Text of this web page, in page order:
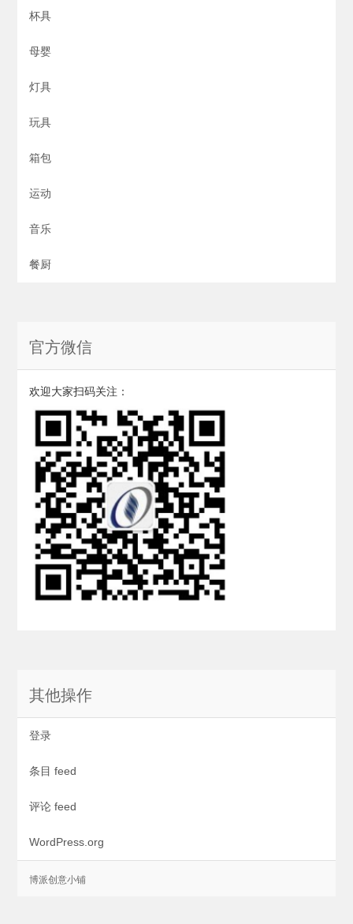
杯具
母婴
灯具
玩具
箱包
运动
音乐
餐厨
官方微信
欢迎大家扫码关注：
其他操作
登录
条目 feed
评论 feed
WordPress.org